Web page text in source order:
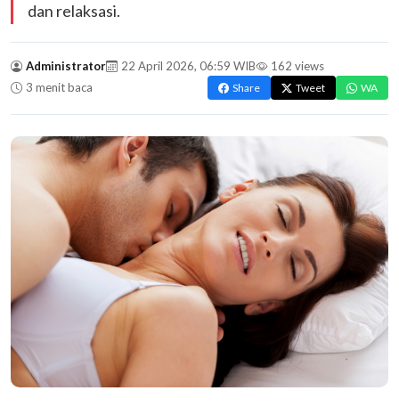
dan relaksasi.
Administrator 22 April 2026, 06:59 WIB
162 views
3 menit baca
Share Tweet WA